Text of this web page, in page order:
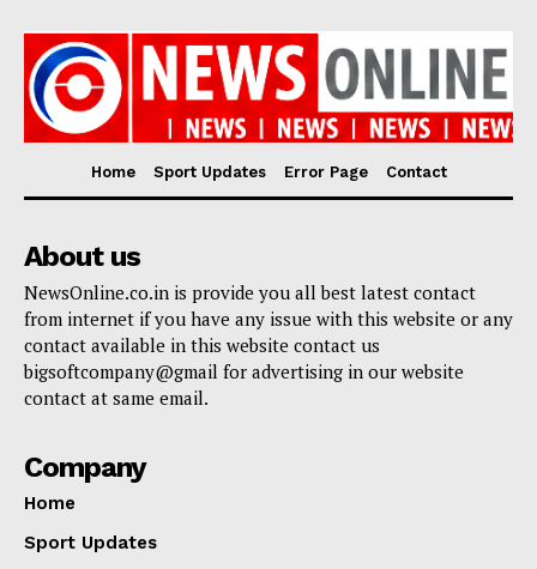
Home Sport Updates Error Page Contact
About us
NewsOnline.co.in is provide you all best latest contact
from internet if you have any issue with this website or any
contact available in this website contact us
bigsoftcompany@gmail for advertising in our website
contact at same email.
Company
Home
Sport Updates